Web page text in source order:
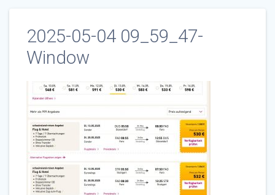
2025-05-04 09_59_47-
Window